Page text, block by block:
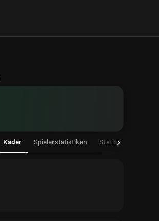
Kader Spielerstatistiken Statistiken